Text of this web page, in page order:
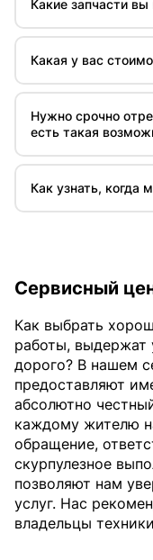
варьироваться в
Какие запчасти вы
Мы применяем
производителей
аналоги от
Какая у вас
Стоимость
модификации
необходимо
смету затрат до
Нужно срочно
есть такая
Да, мы предлагаем
уточнения сроков
связаться с нами
Как узнать, когда
Сервисный
Как выбрать
работы, выдержат
дорого? В нашем
предоставляют
абсолютно
каждому жителю
обращение,
скурпулезное
позволяют нам
услуг. Нас
владельцы